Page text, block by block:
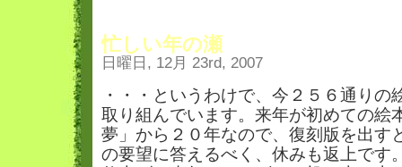
忙しい年の瀬
日曜日, 12月 23rd, 2007
・・・というわけで、今２５６通りの
取り組んでいます。来年が初めての絵
夢」から２０年なので、復刻版を出す
の要望に答えるべく、休みも返上です